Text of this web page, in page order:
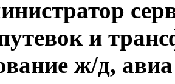
и
ж/д,